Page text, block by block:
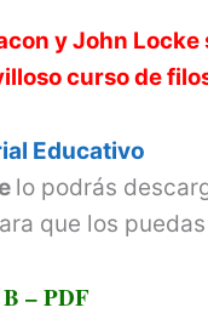
y John Locke
curso de
Educativo
lo podrás
que los
– PDF